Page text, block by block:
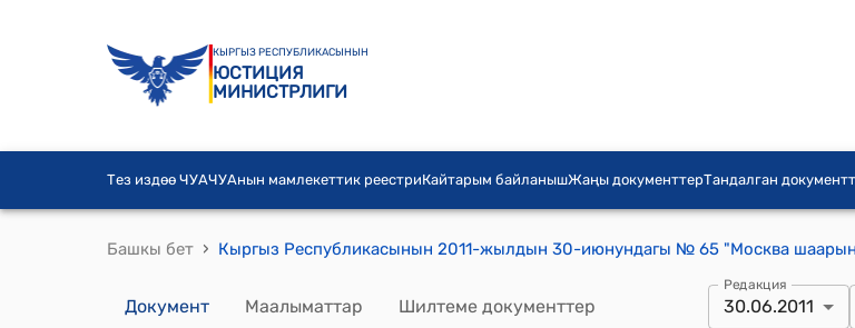
КЫРГЫЗ РЕСПУБЛИКАСЫНЫН
ЮСТИЦИЯ
МИНИСТРЛИГИ
Тез издөө ЧУАЧУАнын мамлекеттик реестриКайтарым байланышЖаңы документтерТандалган
Башкы бет ›
Документ Маалыматтар Шилтеме документтер
Редакция
30.06.2011